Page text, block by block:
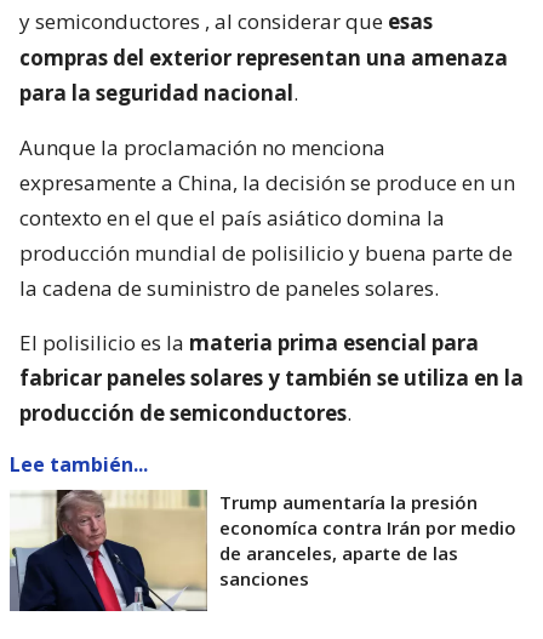
y semiconductores , al considerar que esas
compras del exterior representan una amenaza
para la seguridad nacional.
Aunque la proclamación no menciona
expresamente a China, la decisión se produce en un
contexto en el que el país asiático domina la
producción mundial de polisilicio y buena parte de
la cadena de suministro de paneles solares.
El polisilicio es la materia prima esencial para
fabricar paneles solares y también se utiliza en la
producción de semiconductores.
Lee también...
Trump aumentaría la presión
economíca contra Irán por medio
de aranceles, aparte de las
sanciones